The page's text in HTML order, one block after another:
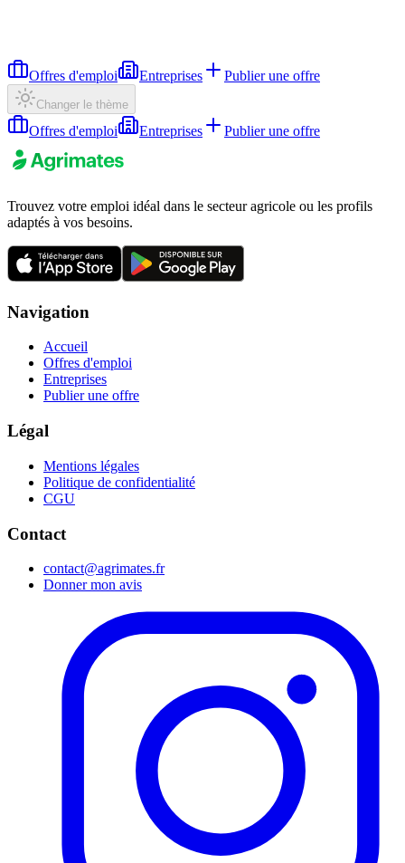
Offres d'emploi Entreprises Publier une offre
Changer le thème
Offres d'emploi Entreprises Publier une offre
Trouvez votre emploi idéal dans le secteur agricole ou les profils
adaptés à vos besoins.
Navigation
Accueil
Offres d'emploi
Entreprises
Publier une offre
Légal
Mentions légales
Politique de confidentialité
CGU
Contact
contact@agrimates.fr
Donner mon avis